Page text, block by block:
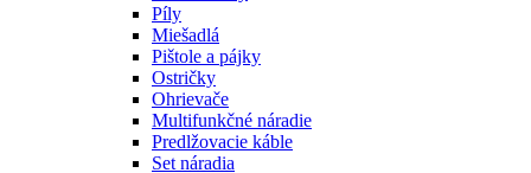
Píly
Miešadlá
Pištole a pájky
Ostričky
Ohrievače
Multifunkčné náradie
Predlžovacie káble
Set náradia